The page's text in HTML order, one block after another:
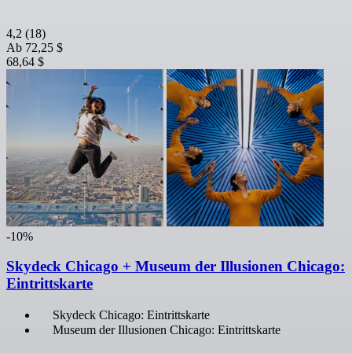
4,2 (18)
Ab 72,25 $
68,64 $
-10%
Skydeck Chicago + Museum der Illusionen Chicago:
Eintrittskarte
Skydeck Chicago: Eintrittskarte
Museum der Illusionen Chicago: Eintrittskarte